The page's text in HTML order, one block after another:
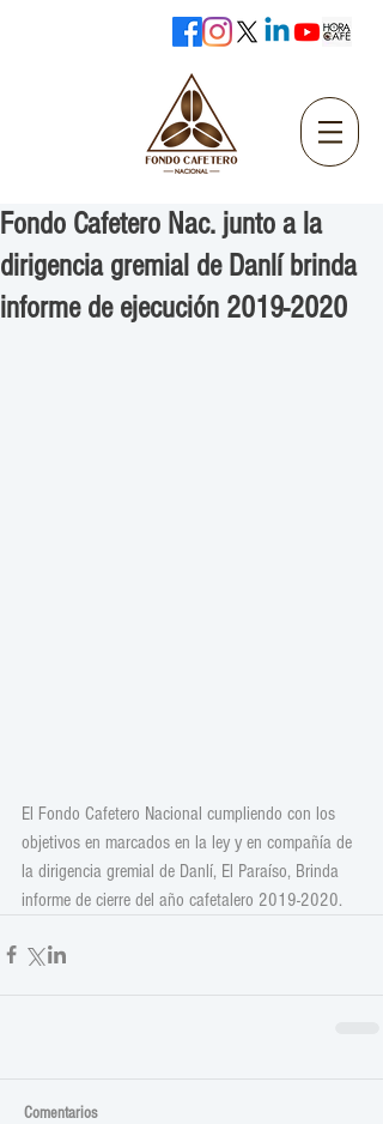
Fondo Cafetero Nac. junto a la
dirigencia gremial de Danlí brinda
informe de ejecución 2019-2020
El Fondo Cafetero Nacional cumpliendo con los
objetivos en marcados en la ley y en compañía de
la dirigencia gremial de Danlí, El Paraíso, Brinda
informe de cierre del año cafetalero 2019-2020.
Comentarios